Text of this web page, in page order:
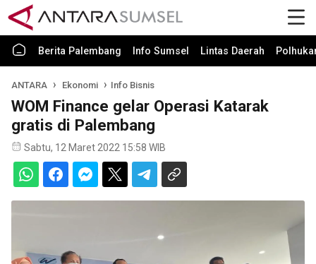
Berita Palembang Info Sumsel Lintas Daerah
ANTARA Ekonomi Info Bisnis
WOM Finance gelar Operasi Katarak
gratis di Palembang
Sabtu, 12 Maret 2022 15:58 WIB